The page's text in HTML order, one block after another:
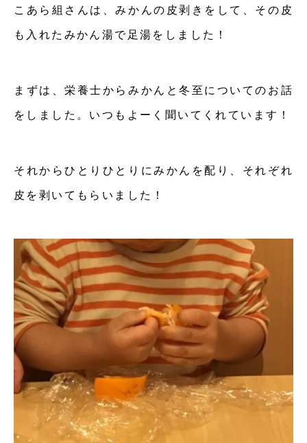
こあら組さんは、みかんの皮剥きをして、その皮
も入れたみかん湯で足湯をしました！
まずは、栄養士からみかんと冬至についてのお話
をしました。いつもよーく聞いてくれています！
それからひとりひとりにみかんを配り、それぞれ
皮を剥いてもらいました！